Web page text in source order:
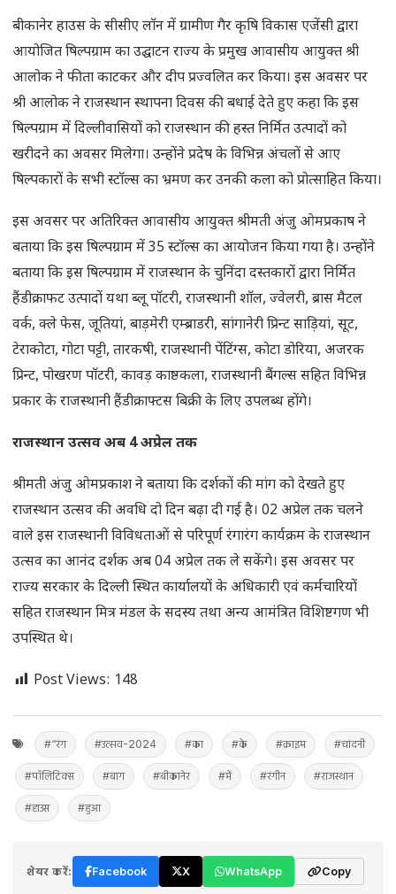
बीकानेर हाउस के सीसीए लाॅन में ग्रामीण गैर कृषि विकास एजेंसी द्वारा
आयोजित षिल्पग्राम का उद्घाटन राज्य के प्रमुख आवासीय आयुक्त श्री
आलोक ने फीता काटकर और दीप प्रज्वलित कर किया। इस अवसर पर
श्री आलोक ने राजस्थान स्थापना दिवस की बधाई देते हुए कहा कि इस
षिल्पग्राम में दिल्लीवासियों को राजस्थान की हस्त निर्मित उत्पादों को
खरीदने का अवसर मिलेगा। उन्होंने प्रदेष के विभिन्न अंचलों से आए
षिल्पकारों के सभी स्टाॅल्स का भ्रमण कर उनकी कला को प्रोत्साहित किया।
इस अवसर पर अतिरिक्त आवासीय आयुक्त श्रीमती अंजु ओमप्रकाष ने
बताया कि इस षिल्पग्राम में 35 स्टाॅल्स का आयोजन किया गया है। उन्होंने
बताया कि इस षिल्पग्राम में राजस्थान के चुनिंदा दस्तकारों द्वारा निर्मित
हैंडीक्राफट उत्पादों यथा ब्लू पाॅटरी, राजस्थानी शाॅल, ज्वेलरी, ब्रास मैटल
वर्क, क्ले फेस, जूतियां, बाड़मेरी एम्ब्राडरी, सांगानेरी प्रिन्ट साड़ियां, सूट,
टेराकोटा, गोटा पट्टी, तारकषी, राजस्थानी पेंटिंग्स, कोटा डोरिया, अजरक
प्रिन्ट, पोखरण पाॅटरी, कावड़ काष्ठकला, राजस्थानी बैंगल्स सहित विभिन्न
प्रकार के राजस्थानी हैंडीक्राफ्टस बिक्री के लिए उपलब्ध होंगे।
राजस्थान उत्सव अब 4 अप्रेल तक
श्रीमती अंजु ओमप्रकाश ने बताया कि दर्शकों की मांग को देखते हुए
राजस्थान उत्सव की अवधि दो दिन बढ़ा दी गई है। 02 अप्रेल तक चलने
वाले इस राजस्थानी विविधताओं से परिपूर्ण रंगारंग कार्यक्रम के राजस्थान
उत्सव का आनंद दर्शक अब 04 अप्रेल तक ले सकेंगे। इस अवसर पर
राज्य सरकार के दिल्ली स्थित कार्यालयों के अधिकारी एवं कर्मचारियों
सहित राजस्थान मित्र मंडल के सदस्य तथा अन्य आमंत्रित विशिष्टगण भी
उपस्थित थे।
Post Views: 148
#“रंग #उत्सव-2024 #का #के #क्राइम #चांदनी
#पॉलिटिक्स #बाग #बीकानेर #में #रंगीन #राजस्थान
#हाउस #हुआ
शेयर करें: Facebook X WhatsApp Copy